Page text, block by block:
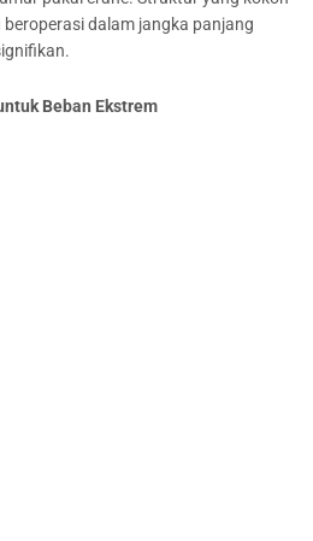
dalam jangka panjang
Beban Ekstrem